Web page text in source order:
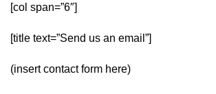
[col span=”6″]
[title text=”Send us an email”]
(insert contact form here)